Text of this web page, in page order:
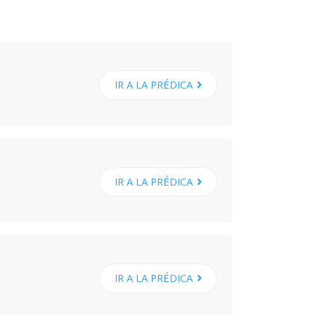
IR A LA PRÉDICA
IR A LA PRÉDICA
IR A LA PRÉDICA